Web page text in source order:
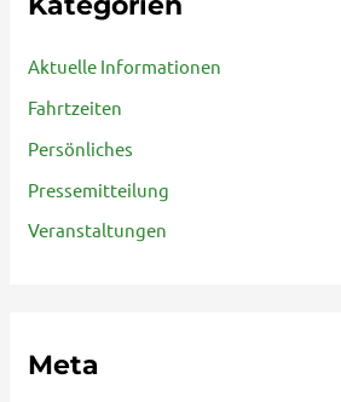
Aktuelle Informationen
Fahrtzeiten
Persönliches
Pressemitteilung
Veranstaltungen
Meta